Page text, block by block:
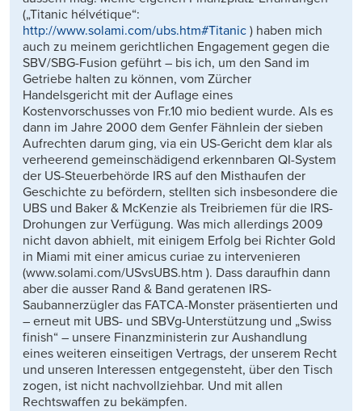
(„Titanic hélvétique“:
http://www.solami.com/ubs.htm#Titanic ) haben mich
auch zu meinem gerichtlichen Engagement gegen die
SBV/SBG-Fusion geführt – bis ich, um den Sand im
Getriebe halten zu können, vom Zürcher
Handelsgericht mit der Auflage eines
Kostenvorschusses von Fr.10 mio bedient wurde. Als es
dann im Jahre 2000 dem Genfer Fähnlein der sieben
Aufrechten darum ging, via ein US-Gericht dem klar als
verheerend gemeinschädigend erkennbaren QI-System
der US-Steuerbehörde IRS auf den Misthaufen der
Geschichte zu befördern, stellten sich insbesondere die
UBS und Baker & McKenzie als Treibriemen für die IRS-
Drohungen zur Verfügung. Was mich allerdings 2009
nicht davon abhielt, mit einigem Erfolg bei Richter Gold
in Miami mit einer amicus curiae zu intervenieren
(www.solami.com/USvsUBS.htm ). Dass daraufhin dann
aber die ausser Rand & Band geratenen IRS-
Saubannerzügler das FATCA-Monster präsentierten und
– erneut mit UBS- und SBVg-Unterstützung und „Swiss
finish“ – unsere Finanzministerin zur Aushandlung
eines weiteren einseitigen Vertrags, der unserem Recht
und unseren Interessen entgegensteht, über den Tisch
zogen, ist nicht nachvollziehbar. Und mit allen
Rechtswaffen zu bekämpfen.